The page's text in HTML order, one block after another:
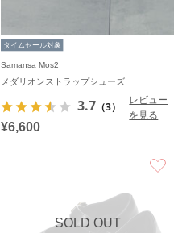
タイムセール対象
Samansa Mos2
メダリオンストラップシューズ
3.7 （3）
レビュー
を見る
¥6,600
SOLD OUT